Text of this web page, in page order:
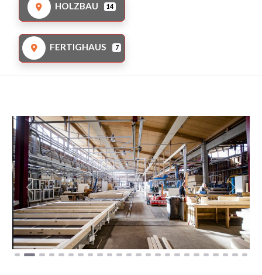
HOLZBAU 14
FERTIGHAUS 7
Vorheriges